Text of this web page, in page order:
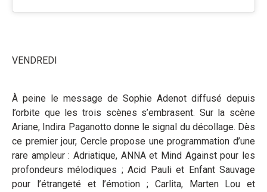
VENDREDI
À peine le message de Sophie Adenot diffusé depuis
l’orbite que les trois scènes s’embrasent. Sur la scène
Ariane, Indira Paganotto donne le signal du décollage. Dès
ce premier jour, Cercle propose une programmation d’une
rare ampleur : Adriatique, ANNA et Mind Against pour les
profondeurs mélodiques ; Acid Pauli et Enfant Sauvage
pour l’étrangeté et l’émotion ; Carlita, Marten Lou et